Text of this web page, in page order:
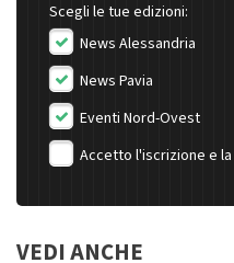
Scegli le tue edizioni:
News Alessandria
News Pavia
Eventi Nord-Ovest
Accetto l'iscrizione e la
VEDI ANCHE